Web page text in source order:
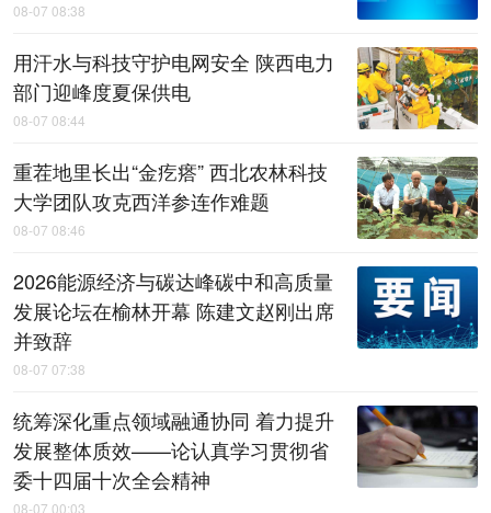
08-07 08:38
用汗水与科技守护电网安全 陕西电力
部门迎峰度夏保供电
08-07 08:44
重茬地里长出“金疙瘩” 西北农林科技
大学团队攻克西洋参连作难题
08-07 08:46
2026能源经济与碳达峰碳中和高质量
发展论坛在榆林开幕 陈建文赵刚出席
并致辞
08-07 07:38
统筹深化重点领域融通协同 着力提升
发展整体质效——论认真学习贯彻省
委十四届十次全会精神
08-07 00:03